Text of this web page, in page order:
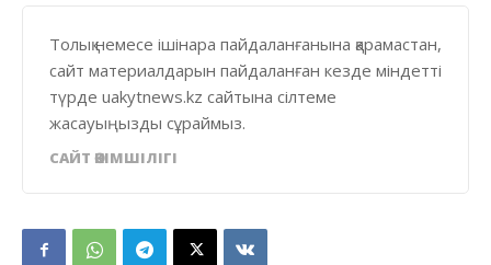
Толық немесе ішінара пайдаланғанына қарамастан,
сайт материалдарын пайдаланған кезде міндетті
түрде uakytnews.kz сайтына сілтеме
жасауыңызды сұраймыз.
САЙТ ӘКІМШІЛІГІ